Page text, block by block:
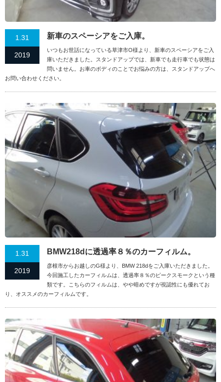
1.31
2019
新車のスペーシアをご入庫。
いつもお世話になっている草津市O様より、新車のスペーシアをご入
庫いただきました。スタンドアップでは、新車でも走行車でも状態は
問いません。お車のボディのことでお悩みの方は、スタンドアップへ
お問い合わせください。
1.31
2019
BMW218dに透過率８％のカーフィルム。
彦根市からお越しのG様より、BMW 218dをご入庫いただきました。
今回施工したカーフィルムは、透過率８％のピークスモークという種
類です。こちらのフィルムは、やや暗めですが視認性にも優れてお
り、オススメのカーフィルムです。